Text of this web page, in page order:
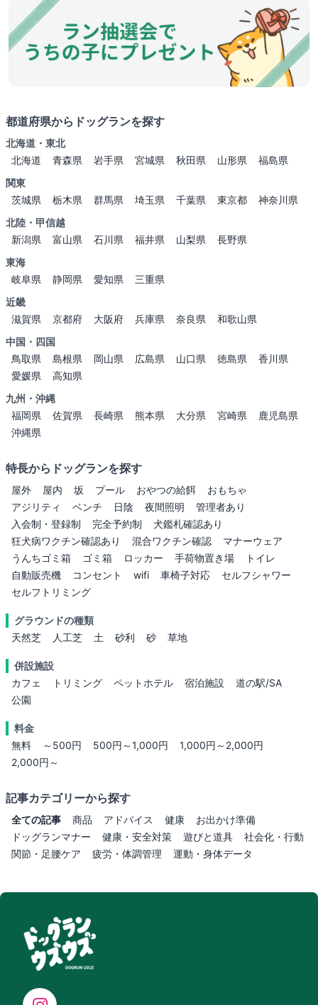
都道府県からドッグランを探す
北海道・東北
北海道
青森県 岩手県 宮城県 秋田県 山形県
福島県
関東
茨城県
栃木県 群馬県 埼玉県 千葉県 東京都
神奈川県
北陸・甲信越
新潟県
富山県 石川県 福井県 山梨県
長野県
東海
岐阜県
静岡県 愛知県
三重県
近畿
滋賀県
京都府 大阪府 兵庫県 奈良県
和歌山県
中国・四国
鳥取県
島根県 岡山県 広島県 山口県 徳島県
香川県
愛媛県
高知県
九州・沖縄
福岡県
佐賀県 長崎県 熊本県 大分県 宮崎県
鹿児島県
沖縄県
特長からドッグランを探す
屋外 屋内 坂 プール おやつの給餌
おもちゃ
アジリティ
ベンチ 日陰 夜間照明
管理者あり
入会制・登録制
完全予約制
犬鑑札確認あり
狂犬病ワクチン確認あり
混合ワクチン確認
マナーウェア
うんちゴミ箱
ゴミ箱 ロッカー 手荷物置き場
トイレ
自動販売機
コンセント wifi 車椅子対応
セルフシャワー
セルフトリミング
グラウンドの種類
天然芝
人工芝 土 砂利 砂 草地
併設施設
カフェ
トリミング ペットホテル 宿泊施設
道の駅/SA
公園
料金
無料
～500円 500円～1,000円
1,000円～2,000円
2,000円～
記事カテゴリーから探す
全ての記事 商品 アドバイス 健康
お出かけ準備
ドッグランマナー
健康・安全対策 遊びと道具
社会化・行動
関節・足腰ケア
疲労・体調管理 運動・身体データ